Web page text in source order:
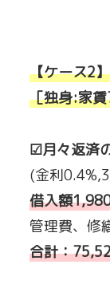
【ケース2】
［独身:家
☑月々返済
(金利
借入額
管理費、修
合計：